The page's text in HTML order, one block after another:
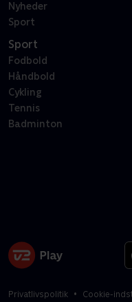
Nyheder
Sport
Sport
Fodbold
Håndbold
Cykling
Tennis
Badminton
Privatlivspolitik Cookie-